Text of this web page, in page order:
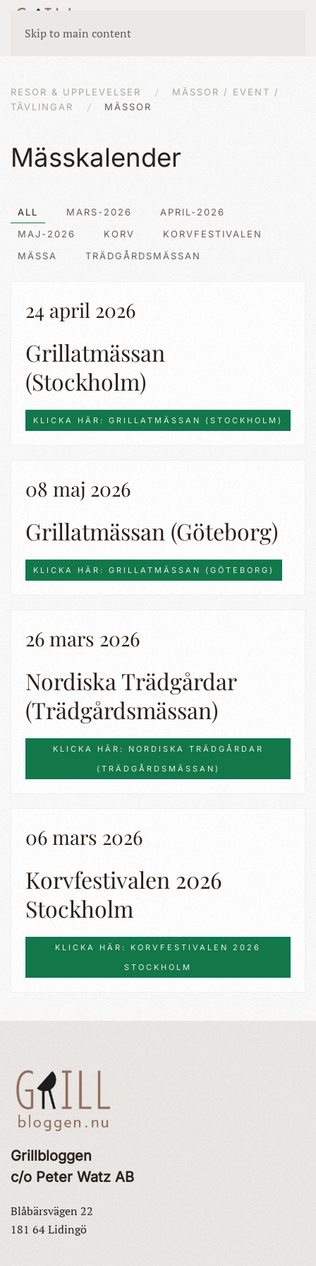
Skip to main content
RESOR & UPPLEVELSER
MÄSSOR / EVENT /
TÄVLINGAR
MÄSSOR
Mässkalender
ALL MARS-2026
APRIL-2026
MAJ-2026
KORV
KORVFESTIVALEN
MÄSSA
TRÄDGÅRDSMÄSSAN
24 april 2026
Grillatmässan
(Stockholm)
KLICKA HÄR: GRILLATMÄSSAN (STOCKHOLM)
08 maj 2026
Grillatmässan (Göteborg)
KLICKA HÄR: GRILLATMÄSSAN (GÖTEBORG)
26 mars 2026
Nordiska Trädgårdar
(Trädgårdsmässan)
KLICKA HÄR: NORDISKA TRÄDGÅRDAR
(TRÄDGÅRDSMÄSSAN)
06 mars 2026
Korvfestivalen 2026
Stockholm
KLICKA HÄR: KORVFESTIVALEN 2026
STOCKHOLM
Grillbloggen
c/o Peter Watz AB
Blåbärsvägen 22
181 64 Lidingö